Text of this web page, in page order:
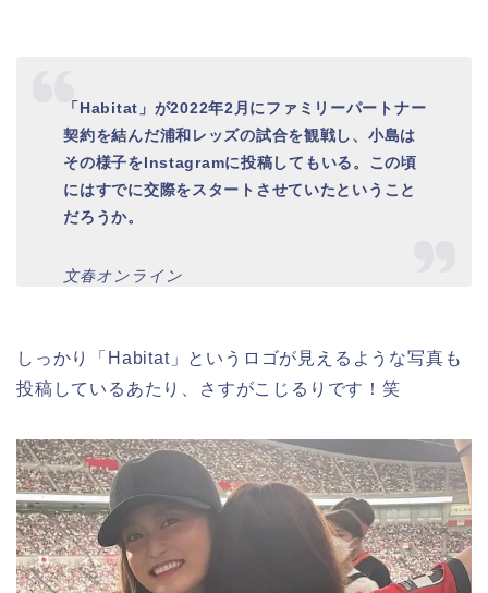
「Habitat」が2022年2月にファミリーパートナー
契約を結んだ浦和レッズの試合を観戦し、小島は
その様子をInstagramに投稿してもいる。この頃
にはすでに交際をスタートさせていたということ
だろうか。
文春オンライン
しっかり「Habitat」というロゴが見えるような写真も
投稿しているあたり、さすがこじるりです！笑